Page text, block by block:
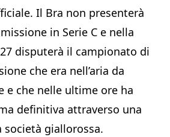
Il Bra non presenterà
in Serie C e nella
disputerà il campionato di
che era nell’aria da
e che nelle ultime ore ha
definitiva attraverso una
giallorossa.